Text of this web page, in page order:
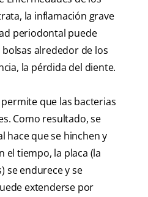
la inflamación grave
periodontal puede
alrededor de los
la pérdida del diente.
que las bacterias
Como resultado, se
hace que se hinchen y
el tiempo, la placa (la
se endurece y se
extenderse por